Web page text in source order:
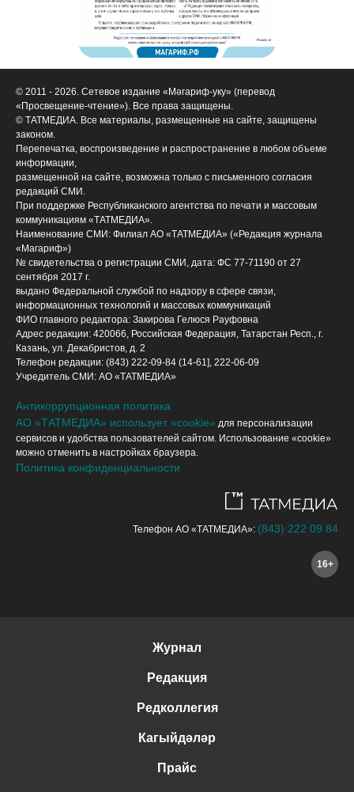
© 2011 - 2026. Сетевое издание «Мәгариф-уку» (перевод
«Просвещение-чтение»). Все права защищены.
© ТАТМЕДИА. Все материалы, размещенные на сайте, защищены
законом.
Перепечатка, воспроизведение и распространение в любом объеме
информации,
размещенной на сайте, возможна только с письменного согласия
редакций СМИ.
При поддержке Республиканского агентства по печати и массовым
коммуникациям «ТАТМЕДИА».
Наименование СМИ: Филиал АО «ТАТМЕДИА» («Редакция журнала
«Магариф»)
№ свидетельства о регистрации СМИ, дата: ФС 77-71190 от 27
сентября 2017 г.
выдано Федеральной службой по надзору в сфере связи,
информационных технологий и массовых коммуникаций
ФИО главного редактора: Закирова Гелюся Рауфовна
Адрес редакции: 420066, Российская Федерация, Татарстан Респ., г.
Казань, ул. Декабристов, д. 2
Телефон редакции: (843) 222-09-84 (14-61], 222-06-09
Учредитель СМИ: АО «ТАТМЕДИА»
Антикоррупционная политика
АО «ТАТМЕДИА» использует «cookie» для персонализации
сервисов и удобства пользователей сайтом. Использование «cookie»
можно отменить в настройках браузера.
Политика конфиденциальности
Телефон АО «ТАТМЕДИА»: (843) 222 09 84
16+
Журнал
Редакция
Редколлегия
Кагыйдәләр
Прайс